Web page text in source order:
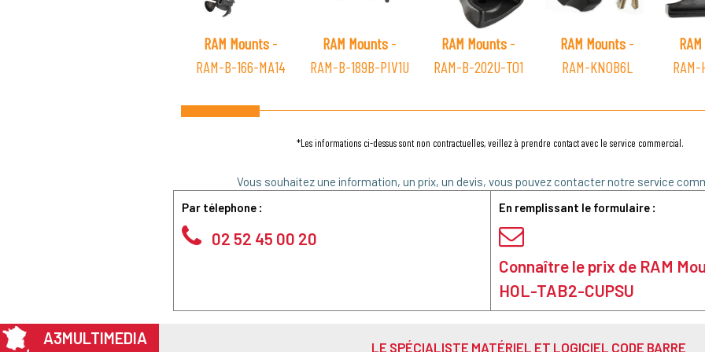
RAM Mounts-
RAM-B-166-MA14
RAM Mounts-
RAM-B-189B-PIV1U
RAM Mounts-
RAM-B-202U-TO1
RAM Mounts-
RAM-KNOB6L
RAM-
*Les informations ci-dessus sont non contractuelles, veillez à prendre contact avec le service commercial.
Vous souhaitez une information, un prix, un devis, vous pouvez contacter notre service
Par télephone :
02 52 45 00 20
En remplissant le formulaire :
Connaître le prix de RAM
HOL-TAB2-CUPSU
A3MULTIMEDIA LE SPÉCIALISTE MATÉRIEL ET LOGICIEL CODE BARRE